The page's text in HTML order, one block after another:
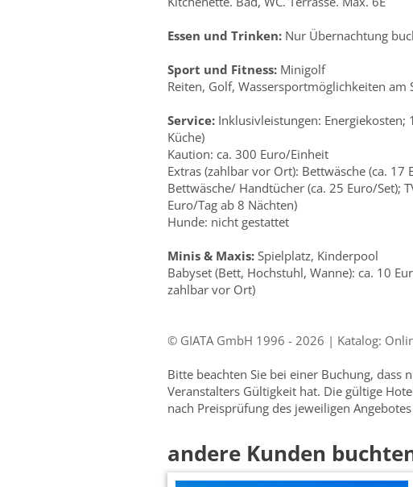
Essen und Trinken: Nur Übernachtung
Sport und Fitness: Minigolf
Reiten, Golf, Wassersportmöglichkeiten
Service: Inklusivleistungen:
Küche)
Kaution: ca. 300 Euro/Einheit
Extras (zahlbar vor Ort): Bettwäsche (ca. 17
Bettwäsche/ Handtücher (ca. 25 Euro/Set);
Euro/Tag ab 8 Nächten)
Hunde: nicht gestattet
Minis & Maxis: Spielplatz, Kinderpool
Babyset (Bett, Hochstuhl, Wanne): ca. 10
zahlbar vor Ort)
© GIATA GmbH 1996 - 2026 | Katalog:
Bitte beachten Sie bei einer Buchung, dass
Veranstalters Gültigkeit hat. Die gültige
nach Preisprüfung des jeweiligen
andere Kunden